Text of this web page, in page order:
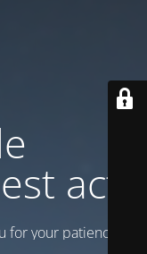
actif
for your patience!